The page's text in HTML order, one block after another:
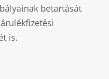
betartását
is.